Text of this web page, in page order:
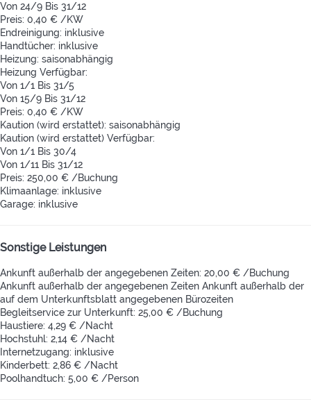
Von 24/9 Bis 31/12
Preis: 0,40 € /KW
Endreinigung: inklusive
Handtücher: inklusive
Heizung: saisonabhängig
Heizung Verfügbar:
Von 1/1 Bis 31/5
Von 15/9 Bis 31/12
Preis: 0,40 € /KW
Kaution (wird erstattet): saisonabhängig
Kaution (wird erstattet) Verfügbar:
Von 1/1 Bis 30/4
Von 1/11 Bis 31/12
Preis: 250,00 € /Buchung
Klimaanlage: inklusive
Garage: inklusive
Sonstige Leistungen
Ankunft außerhalb der angegebenen Zeiten: 20,00 € /Buchung
Ankunft außerhalb der angegebenen Zeiten Ankunft außerhalb der
auf dem Unterkunftsblatt angegebenen Bürozeiten
Begleitservice zur Unterkunft: 25,00 € /Buchung
Haustiere: 4,29 € /Nacht
Hochstuhl: 2,14 € /Nacht
Internetzugang: inklusive
Kinderbett: 2,86 € /Nacht
Poolhandtuch: 5,00 € /Person